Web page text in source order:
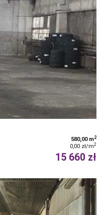
580,00 m2
0,00 zł/m2
15 660 zł